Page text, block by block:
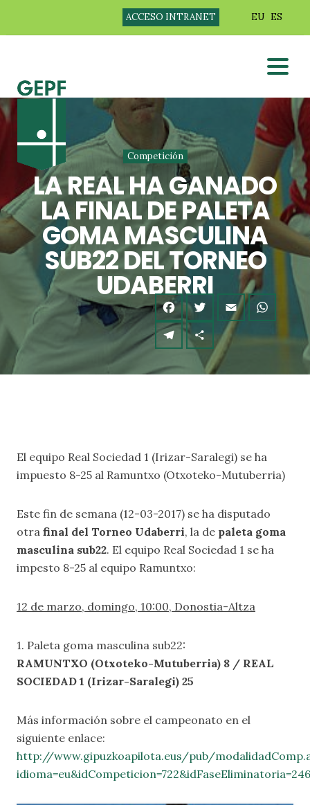
ACCESO INTRANET EU ES
Competición
LA REAL HA GANADO
LA FINAL DE PALETA
GOMA MASCULINA
SUB22 DEL TORNEO
UDABERRI
El equipo Real Sociedad 1 (Irizar-Saralegi) se ha
impuesto 8-25 al Ramuntxo (Otxoteko-Mutuberria)
Este fin de semana (12-03-2017) se ha disputado
otra final del Torneo Udaberri, la de paleta goma
masculina sub22. El equipo Real Sociedad 1 se ha
impesto 8-25 al equipo Ramuntxo:
12 de marzo, domingo, 10:00, Donostia-Altza
1. Paleta goma masculina sub22:
RAMUNTXO (Otxoteko-Mutuberria) 8 / REAL
SOCIEDAD 1 (Irizar-Saralegi) 25
Más información sobre el campeonato en el
siguiente enlace:
http://www.gipuzkoapilota.eus/pub/